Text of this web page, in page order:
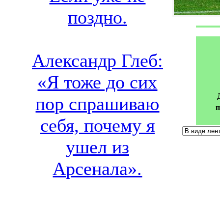
поздно.
Александр Глеб:
«Я тоже до сих
пор спрашиваю
себя, почему я
ушел из
Арсенала».